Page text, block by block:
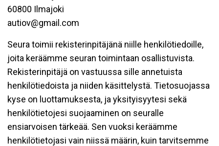
60800 Ilmajoki
autiov@gmail.com
Seura toimii rekisterinpitäjänä niille henkilötiedoille,
joita keräämme seuran toimintaan osallistuvista.
Rekisterinpitäjä on vastuussa sille annetuista
henkilötiedoista ja niiden käsittelystä. Tietosuojassa
kyse on luottamuksesta, ja yksityisyytesi sekä
henkilötietojesi suojaaminen on seuralle
ensiarvoisen tärkeää. Sen vuoksi keräämme
henkilötietojasi vain niissä määrin, kuin tarvitsemme